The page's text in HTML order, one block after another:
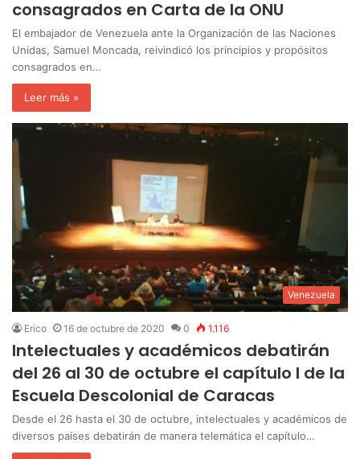
consagrados en Carta de la ONU
El embajador de Venezuela ante la Organización de las Naciones
Unidas, Samuel Moncada, reivindicó los principios y propósitos
consagrados en…
Leer más »
Venezuela
Erico 16 de octubre de 2020 0 1.116
Intelectuales y académicos debatirán
del 26 al 30 de octubre el capítulo I de la
Escuela Descolonial de Caracas
Desde el 26 hasta el 30 de octubre, intelectuales y académicos de
diversos países debatirán de manera telemática el capítulo…